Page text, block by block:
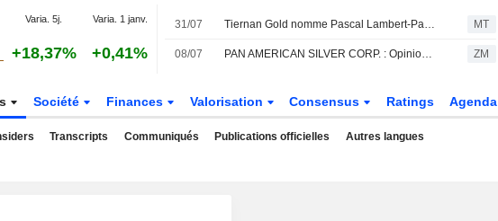
Varia. 5j. Varia. 1 janv.
+18,37% +0,41%
31/07 Tiernan Gold nomme Pascal Lambert-Paradis au poste de directeur financier MT
08/07 PAN AMERICAN SILVER CORP. : Opinion positive de BofA Securities ZM
Société Finances Valorisation Consensus Ratings Agenda
Transcripts Communiqués Publications officielles Autres langues